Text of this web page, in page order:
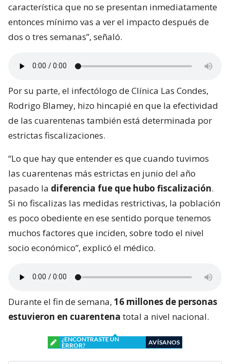
característica que no se presentan inmediatamente
entonces mínimo vas a ver el impacto después de
dos o tres semanas”, señaló.
Por su parte, el infectólogo de Clínica Las Condes,
Rodrigo Blamey, hizo hincapié en que la efectividad
de las cuarentenas también está determinada por
estrictas fiscalizaciones.
“Lo que hay que entender es que cuando tuvimos
las cuarentenas más estrictas en junio del año
pasado la diferencia fue que hubo fiscalización.
Si no fiscalizas las medidas restrictivas, la población
es poco obediente en ese sentido porque tenemos
muchos factores que inciden, sobre todo el nivel
socio económico”, explicó el médico.
Durante el fin de semana, 16 millones de personas
estuvieron en cuarentena total a nivel nacional.
¿ENCONTRASTE UN
ERROR?
AVÍSANOS